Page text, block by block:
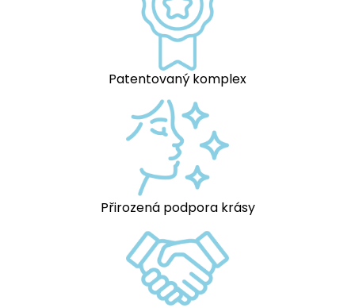
Patentovaný komplex
Přirozená podpora krásy